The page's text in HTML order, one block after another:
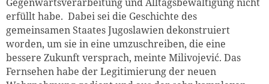
Gegenwartsverarbeitung und Alltagsbewältigung nicht
erfüllt habe. Dabei sei die Geschichte des
gemeinsamen Staates Jugoslawien dekonstruiert
worden, um sie in eine umzuschreiben, die eine
bessere Zukunft versprach, meinte Milivojević. Das
Fernsehen habe der Legitimierung der neuen